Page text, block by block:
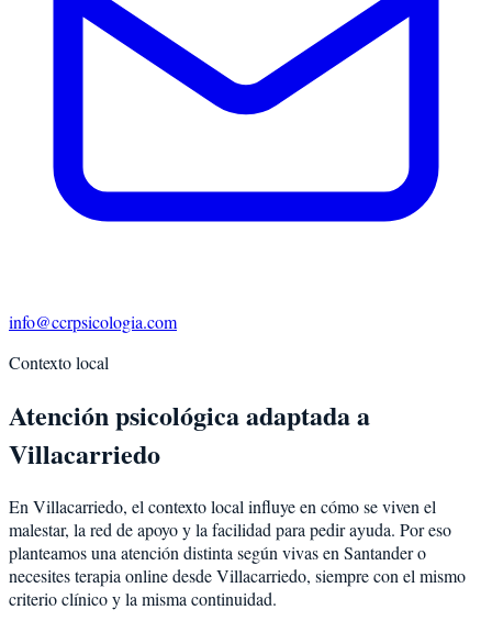
info@ccrpsicologia.com
Contexto local
Atención psicológica adaptada a
Villacarriedo
En Villacarriedo, el contexto local influye en cómo se viven el
malestar, la red de apoyo y la facilidad para pedir ayuda. Por eso
planteamos una atención distinta según vivas en Santander o
necesites terapia online desde Villacarriedo, siempre con el mismo
criterio clínico y la misma continuidad.